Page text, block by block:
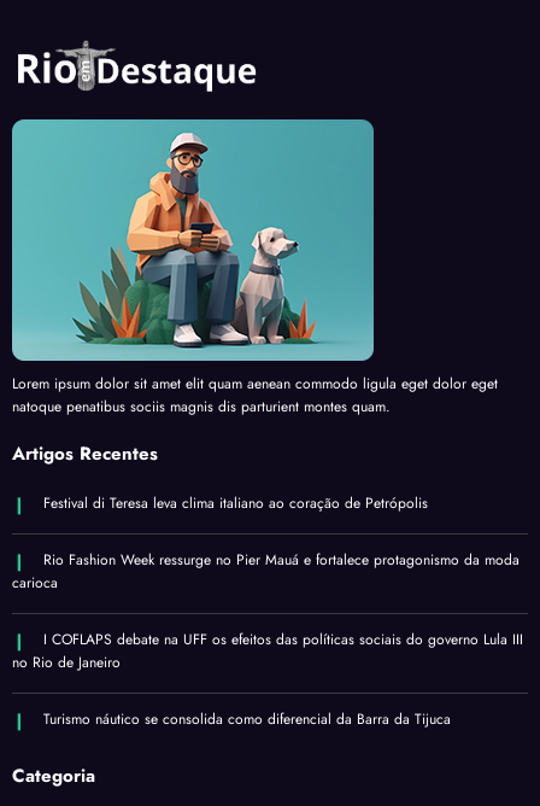
Lorem ipsum dolor sit amet elit quam aenean commodo ligula eget dolor eget
natoque penatibus sociis magnis dis parturient montes quam.
Artigos Recentes
Festival di Teresa leva clima italiano ao coração de Petrópolis
Rio Fashion Week ressurge no Pier Mauá e fortalece protagonismo da moda
carioca
I COFLAPS debate na UFF os efeitos das políticas sociais do governo Lula III
no Rio de Janeiro
Turismo náutico se consolida como diferencial da Barra da Tijuca
Categoria